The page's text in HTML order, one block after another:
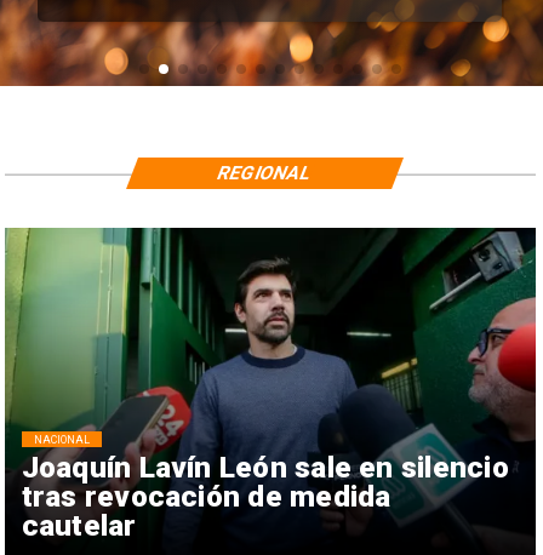
Joaquín Lavín León sale en silencio
tras revocación de medida
cautelar
NACIONAL
REGIONAL